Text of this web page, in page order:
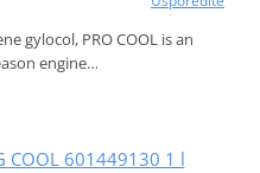
gylocol, PRO COOL is an
engine…
COOL 601449130 1 l